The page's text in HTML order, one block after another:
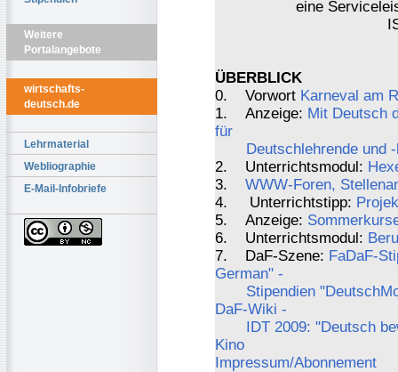
Weitere
Portalangebote
wirtschafts-
deutsch.de
Lehrmaterial
Webliographie
E-Mail-Infobriefe
eine
ÜBERBLICK
0. Vorwort Karneval am
1. Anzeige: Mit Deutsch
für
Deutschlehrende und
2. Unterrichtsmodul:
3. WWW-Foren,
4. Unterrichtstipp:
5. Anzeige:
6. Unterrichtsmodul:
7. DaF-Szene: FaDaF-
German" -
Stipendien
DaF-Wiki -
IDT 2009: "Deutsch
Kino
Impressum/Abonnement